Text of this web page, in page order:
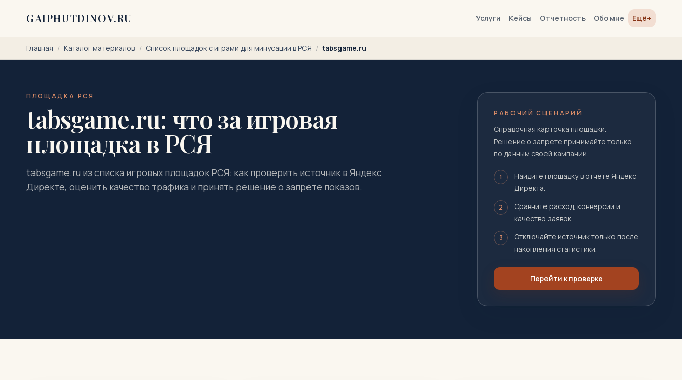
GAIPHUTDINOV.RU Услуги Кейсы Отчетность Обо мне Ещё+
Главная / Каталог материалов / Список площадок с играми для минусации в РСЯ / tabsgame.ru
ПЛОЩАДКА РСЯ
tabsgame.ru: что за игровая
площадка в РСЯ
tabsgame.ru из списка игровых площадок РСЯ: как проверить источник в Яндекс
Директе, оценить качество трафика и принять решение о запрете показов.
РАБОЧИЙ СЦЕНАРИЙ
Справочная карточка площадки.
Решение о запрете принимайте только
по данным своей кампании.
1
Найдите площадку в отчёте Яндекс
Директа.
2
Сравните расход, конверсии и
качество заявок.
3
Отключайте источник только после
накопления статистики.
Перейти к проверке